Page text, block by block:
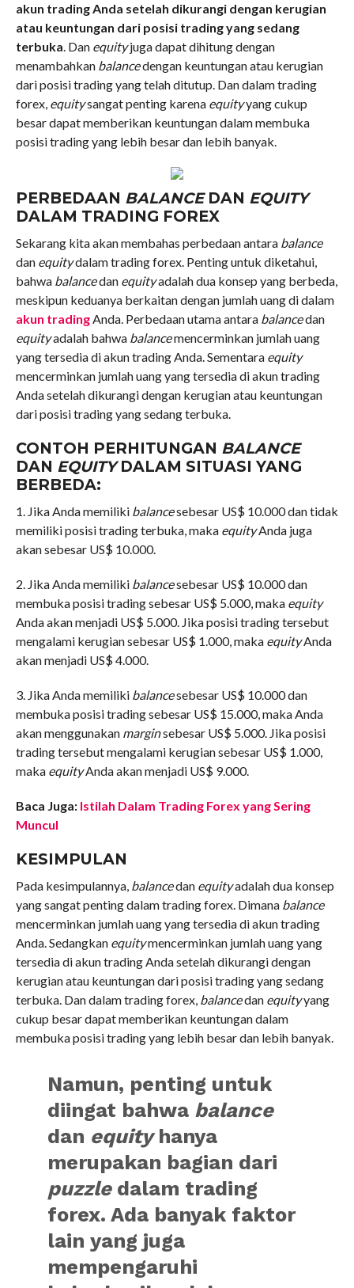
akun trading Anda setelah dikurangi dengan kerugian
atau keuntungan dari posisi trading yang sedang
terbuka. Dan equityjuga dapat dihitung dengan
menambahkan balancedengan keuntungan atau kerugian
dari posisi trading yang telah ditutup. Dan dalam trading
forex, equitysangat penting karena equityyang cukup
besar dapat memberikan keuntungan dalam membuka
posisi trading yang lebih besar dan lebih banyak.
PERBEDAAN BALANCEDAN EQUITY
DALAM TRADING FOREX
Sekarang kita akan membahas perbedaan antara balance
dan equitydalam trading forex. Penting untuk diketahui,
bahwa balancedan equityadalah dua konsep yang berbeda,
meskipun keduanya berkaitan dengan jumlah uang di dalam
akun tradingAnda. Perbedaan utama antara balancedan
equityadalah bahwa balancemencerminkan jumlah uang
yang tersedia di akun trading Anda. Sementara equity
mencerminkan jumlah uang yang tersedia di akun trading
Anda setelah dikurangi dengan kerugian atau keuntungan
dari posisi trading yang sedang terbuka.
CONTOH PERHITUNGAN BALANCE
DAN EQUITYDALAM SITUASI YANG
BERBEDA:
1. Jika Anda memiliki balancesebesar US$ 10.000 dan tidak
memiliki posisi trading terbuka, maka equityAnda juga
akan sebesar US$ 10.000.
2. Jika Anda memiliki balancesebesar US$ 10.000 dan
membuka posisi trading sebesar US$ 5.000, maka equity
Anda akan menjadi US$ 5.000. Jika posisi trading tersebut
mengalami kerugian sebesar US$ 1.000, maka equityAnda
akan menjadi US$ 4.000.
3. Jika Anda memiliki balancesebesar US$ 10.000 dan
membuka posisi trading sebesar US$ 15.000, maka Anda
akan menggunakan marginsebesar US$ 5.000. Jika posisi
trading tersebut mengalami kerugian sebesar US$ 1.000,
maka equityAnda akan menjadi US$ 9.000.
Baca Juga: Istilah Dalam Trading Forex yang Sering
Muncul
KESIMPULAN
Pada kesimpulannya, balancedan equityadalah dua konsep
yang sangat penting dalam trading forex. Dimana balance
mencerminkan jumlah uang yang tersedia di akun trading
Anda. Sedangkan equitymencerminkan jumlah uang yang
tersedia di akun trading Anda setelah dikurangi dengan
kerugian atau keuntungan dari posisi trading yang sedang
terbuka. Dan dalam trading forex, balancedan equityyang
cukup besar dapat memberikan keuntungan dalam
membuka posisi trading yang lebih besar dan lebih banyak.
Namun, penting untuk
diingat bahwa balance
dan equityhanya
merupakan bagian dari
puzzledalam trading
forex. Ada banyak faktor
lain yang juga
mempengaruhi